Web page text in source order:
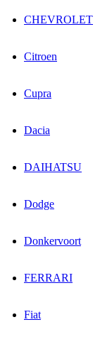
CHEVROLET
Citroen
Cupra
Dacia
DAIHATSU
Dodge
Donkervoort
FERRARI
Fiat